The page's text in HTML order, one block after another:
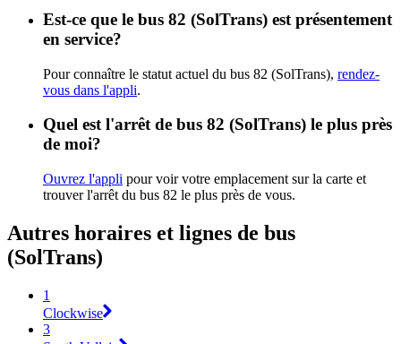
Est-ce que le bus 82 (SolTrans) est présentement
en service?
Pour connaître le statut actuel du bus 82 (SolTrans), rendez-
vous dans l'appli.
Quel est l'arrêt de bus 82 (SolTrans) le plus près
de moi?
Ouvrez l'appli pour voir votre emplacement sur la carte et
trouver l'arrêt du bus 82 le plus près de vous.
Autres horaires et lignes de bus
(SolTrans)
1
Clockwise
3